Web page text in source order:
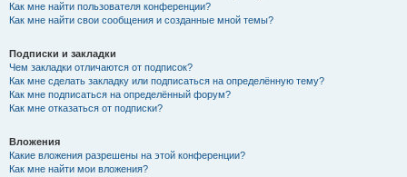
Как мне найти пользователя конференции?
Как мне найти свои сообщения и созданные мной темы?
Подписки и закладки
Чем закладки отличаются от подписок?
Как мне сделать закладку или подписаться на определённую тему?
Как мне подписаться на определённый форум?
Как мне отказаться от подписки?
Вложения
Какие вложения разрешены на этой конференции?
Как мне найти мои вложения?